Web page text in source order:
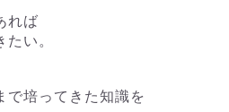
れば
い。
で培ってきた知識を